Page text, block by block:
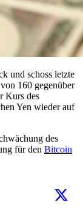
und schoss letzte
160 gegenüber
Kurs des
Yen wieder auf
des
für den Bitcoin